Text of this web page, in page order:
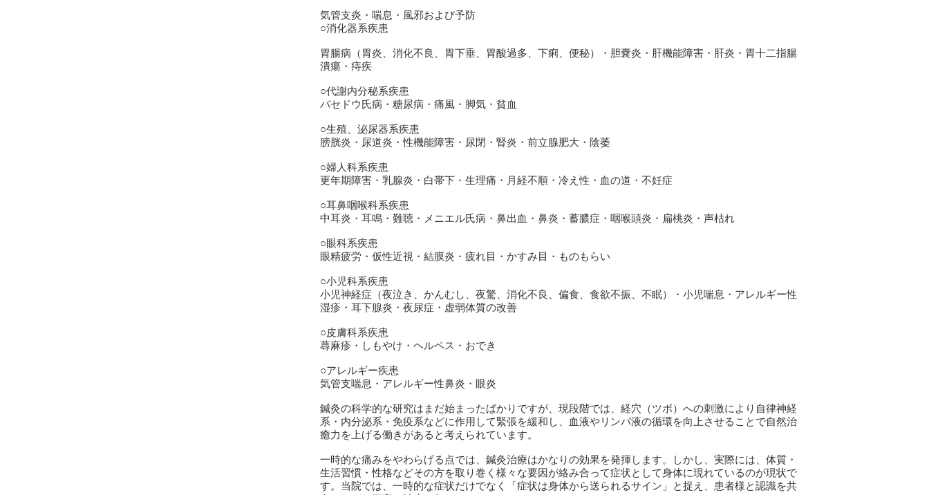
気管支炎・喘息・風邪および予防
○消化器系疾患
胃腸病（胃炎、消化不良、胃下垂、胃酸過多、下痢、便秘）・胆嚢炎・肝機能障害・肝炎・胃十二指腸
潰瘍・痔疾
○代謝内分秘系疾患
バセドウ氏病・糖尿病・痛風・脚気・貧血
○生殖、泌尿器系疾患
膀胱炎・尿道炎・性機能障害・尿閉・腎炎・前立腺肥大・陰萎
○婦人科系疾患
更年期障害・乳腺炎・白帯下・生理痛・月経不順・冷え性・血の道・不妊症
○耳鼻咽喉科系疾患
中耳炎・耳鳴・難聴・メニエル氏病・鼻出血・鼻炎・蓄膿症・咽喉頭炎・扁桃炎・声枯れ
○眼科系疾患
眼精疲労・仮性近視・結膜炎・疲れ目・かすみ目・ものもらい
○小児科系疾患
小児神経症（夜泣き、かんむし、夜驚、消化不良、偏食、食欲不振、不眠）・小児喘息・アレルギー性
湿疹・耳下腺炎・夜尿症・虚弱体質の改善
○皮膚科系疾患
蕁麻疹・しもやけ・ヘルペス・おでき
○アレルギー疾患
気管支喘息・アレルギー性鼻炎・眼炎
鍼灸の科学的な研究はまだ始まったばかりですが、現段階では、経穴（ツボ）への刺激により自律神経
系・内分泌系・免疫系などに作用して緊張を緩和し、血液やリンパ液の循環を向上させることで自然治
癒力を上げる働きがあると考えられています。
一時的な痛みをやわらげる点では、鍼灸治療はかなりの効果を発揮します。しかし、実際には、体質・
生活習慣・性格などその方を取り巻く様々な要因が絡み合って症状として身体に現れているのが現状で
す。当院では、一時的な症状だけでなく「症状は身体から送られるサイン」と捉え、患者様と認識を共